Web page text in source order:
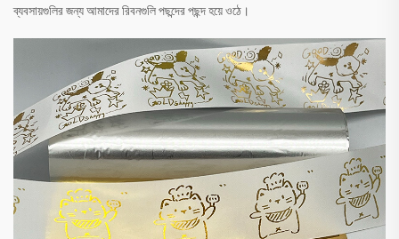
ব্যবসায়গুলির জন্য আমাদের রিবনগুলি পছন্দের পছন্দ হয়ে ওঠে।